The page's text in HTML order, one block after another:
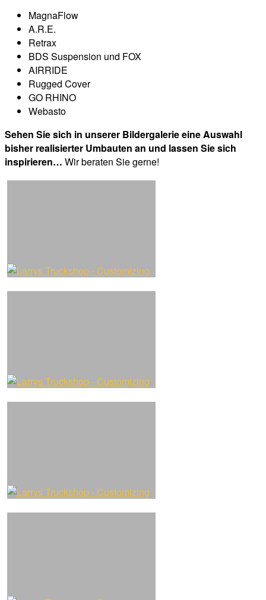
MagnaFlow
A.R.E.
Retrax
BDS Suspension und FOX
AIRRIDE
Rugged Cover
GO RHINO
Webasto
Sehen Sie sich in unserer Bildergalerie eine Auswahl
bisher realisierter Umbauten an und lassen Sie sich
inspirieren… Wir beraten Sie gerne!